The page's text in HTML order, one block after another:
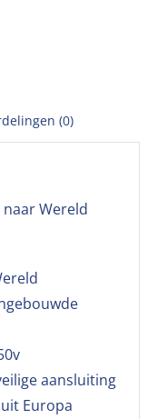
(0)
Wereld
aansluiting
Europa